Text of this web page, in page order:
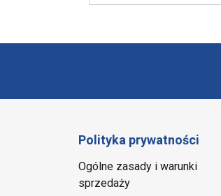
Polityka prywatności
Ogólne zasady i warunki
sprzedaży